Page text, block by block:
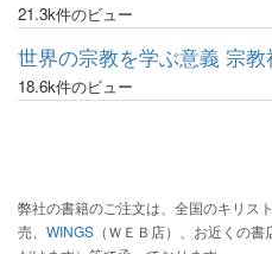
21.3k件のビュー
世界の宗教を学ぶ意義 宗
18.6k件のビュー
弊社の書籍のご注文は、全国のキリス
売、 WINGS （ＷＥＢ店）、お近くの